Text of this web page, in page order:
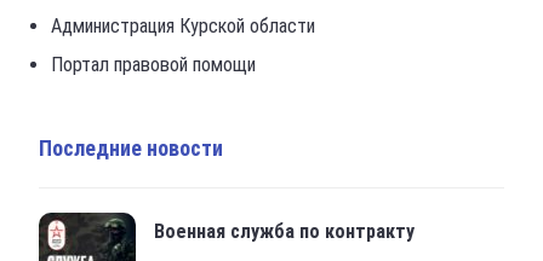
Администрация Курской области
Портал правовой помощи
Последние новости
Военная служба по контракту